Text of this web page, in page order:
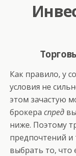
Как правило, у
условия не
этом зачастую
брокера спред
ниже. Поэтому
предпочтений и
выбрать то, что